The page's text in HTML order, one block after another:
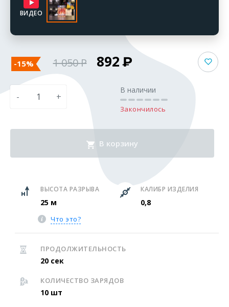
ВИДЕО
-15% 1 050 892
- +
В наличии
Закончилось
В корзину
ВЫСОТА РАЗРЫВА
25 м
КАЛИБР ИЗДЕЛИЯ
0,8
Что это?
ПРОДОЛЖИТЕЛЬНОСТЬ
20 сек
КОЛИЧЕСТВО ЗАРЯДОВ
10 шт